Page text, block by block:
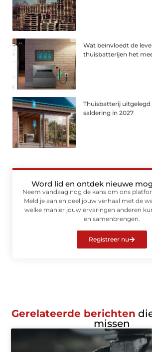
Wat beïnvloedt de
thuisbatterijen het
Thuisbatterij uitgelegd
saldering in 2027
Word lid en ontdek nieuwe
Neem vandaag nog de kans om ons
Meld je aan en deel jouw verhaal met de
welke manier jouw ervaringen anderen
en samenbrengen.
Registreer nu
Gerelateerde berichten
missen